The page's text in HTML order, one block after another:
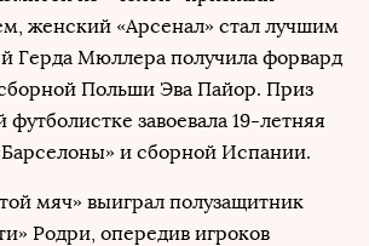
женский «Арсенал» стал лучшим
Герда Мюллера получила форвард
Польши Эва Пайор. Приз
завоевала 19-летняя
и сборной Испании.
мяч» выиграл полузащитник
Родри, опередив игроков